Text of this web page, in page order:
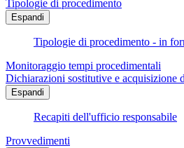
Tipologie di procedimento
Espandi
Tipologie di procedimento - in
Monitoraggio tempi procedimentali
Dichiarazioni sostitutive e acquisizione
Espandi
Recapiti dell'ufficio responsabile
Provvedimenti